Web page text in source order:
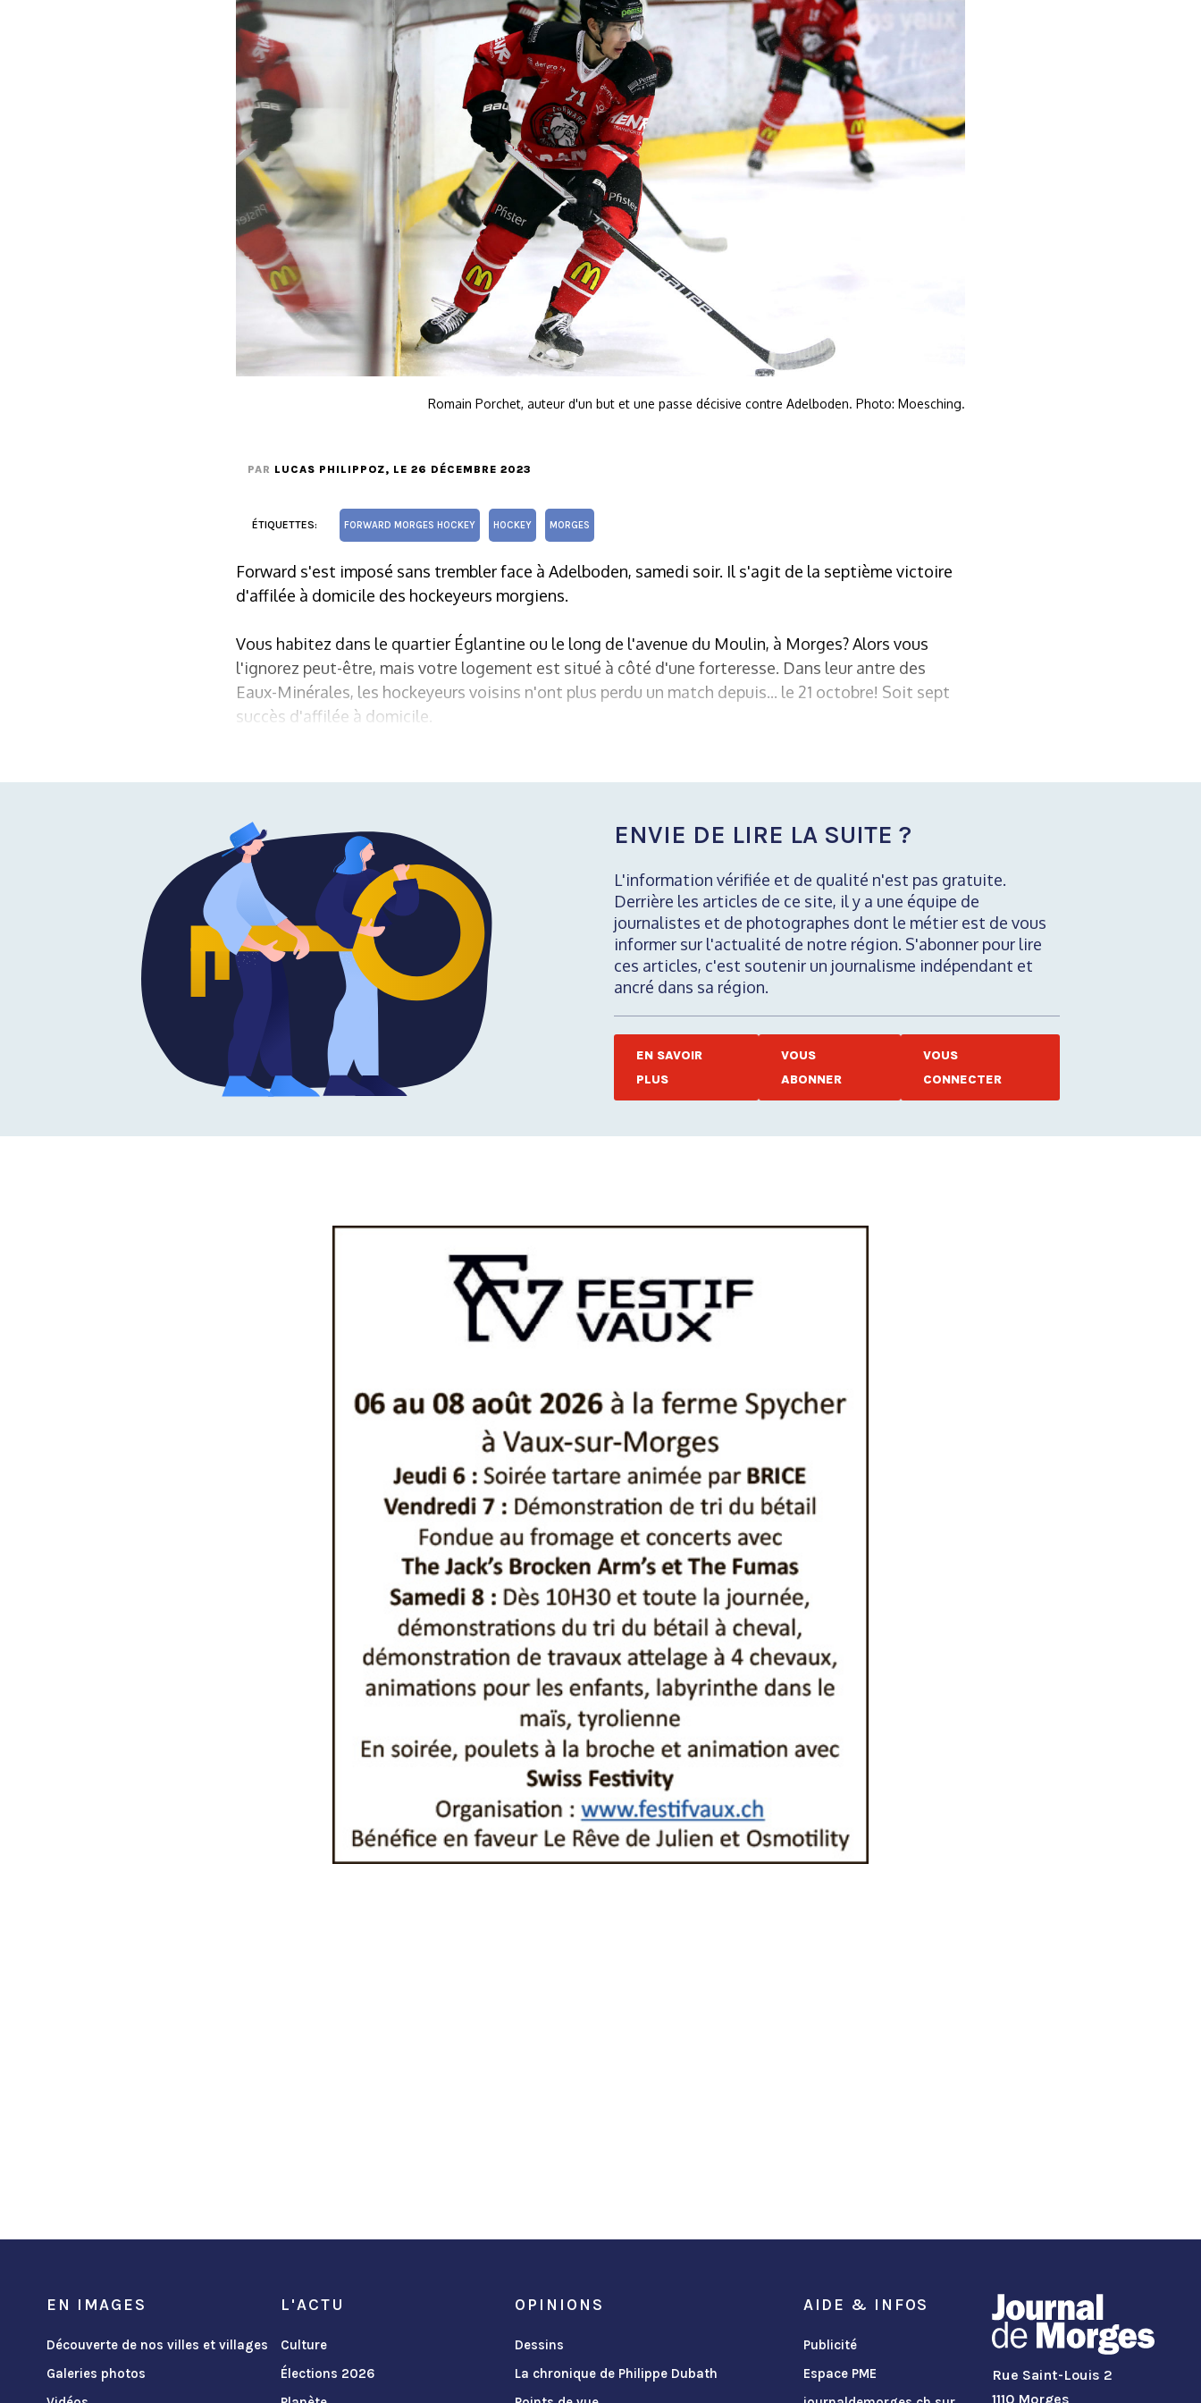
Romain Porchet, auteur d'un but et une passe décisive contre Adelboden. Photo: Moesching.
PAR LUCAS PHILIPPOZ, LE 26 DÉCEMBRE 2023
ÉTIQUETTES: FORWARD MORGES HOCKEY HOCKEY MORGES
Forward s'est imposé sans trembler face à Adelboden, samedi soir. Il s'agit de la septième victoire
d'affilée à domicile des hockeyeurs morgiens.
Vous habitez dans le quartier Églantine ou le long de l'avenue du Moulin, à Morges? Alors vous
l'ignorez peut-être, mais votre logement est situé à côté d'une forteresse. Dans leur antre des
Eaux-Minérales, les hockeyeurs voisins n'ont plus perdu un match depuis... le 21 octobre! Soit sept
succès d'affilée à domicile.
ENVIE DE LIRE LA SUITE ?
L'information vérifiée et de qualité n'est pas gratuite.
Derrière les articles de ce site, il y a une équipe de
journalistes et de photographes dont le métier est de vous
informer sur l'actualité de notre région. S'abonner pour lire
ces articles, c'est soutenir un journalisme indépendant et
ancré dans sa région.
EN SAVOIR
PLUS
VOUS
ABONNER
VOUS
CONNECTER
EN IMAGES
Découverte de nos villes et villages
Galeries photos
L'ACTU
Culture
Élections 2026
OPINIONS
Dessins
La chronique de Philippe Dubath
AIDE & INFOS
Publicité
Espace PME
Rue Saint-Louis 2
1110 Morges